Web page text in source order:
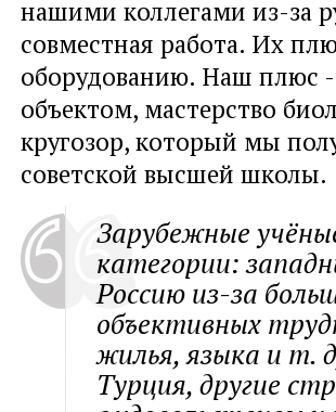
нашими коллегами из-за
совместная работа. Их
оборудованию. Наш плюс -
объектом, мастерство
кругозор, который мы
советской высшей школы.
Зарубежные
категории:
Россию из-за
объективных
жилья, языка и т.
Турция, другие